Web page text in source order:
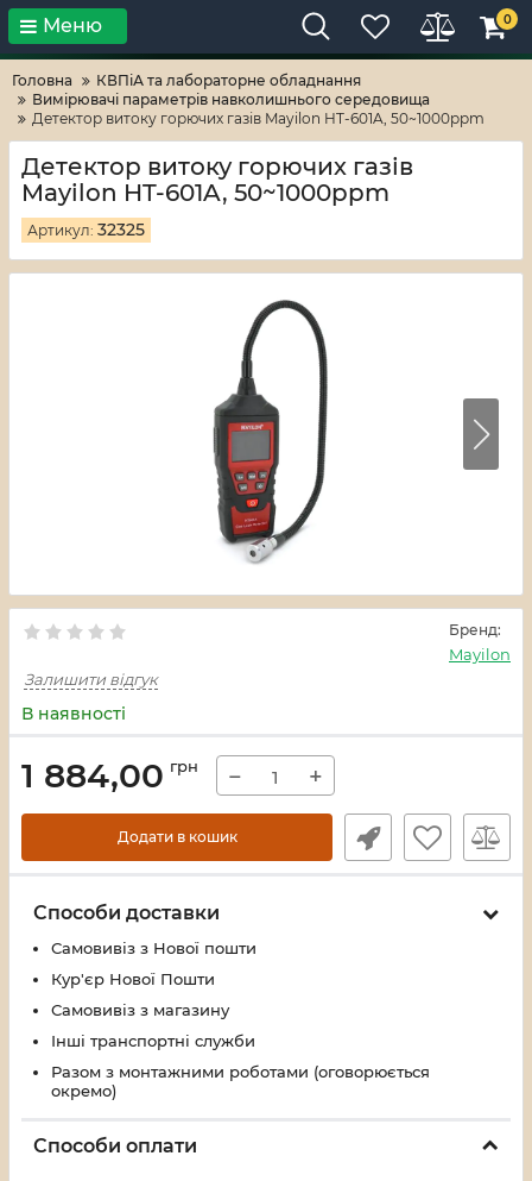
Тільки високі технології! RV-ZAFT
Меню 0
Головна
КВПіА та лабораторне обладнання
Вимірювачі параметрів навколишнього середовища
Детектор витоку горючих газів Mayilon HT-601A, 50~1000ppm
Детектор витоку горючих газів
Mayilon HT-601A, 50~1000ppm
Артикул: 32325
Бренд:
Mayilon
Залишити відгук
В наявності
1 884,00 грн − +
Додати в кошик
Способи доставки
Самовивіз з Нової пошти
Кур'єр Нової Пошти
Самовивіз з магазину
Інші транспортні служби
Разом з монтажними роботами (оговорюється
окремо)
Способи оплати